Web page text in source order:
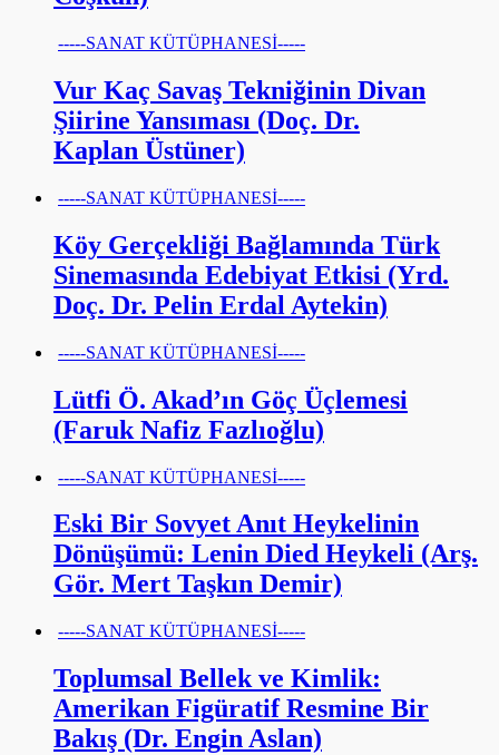
-----SANAT KÜTÜPHANESİ-----
Vur Kaç Savaş Tekniğinin Divan
Şiirine Yansıması (Doç. Dr.
Kaplan Üstüner)
-----SANAT KÜTÜPHANESİ-----
Köy Gerçekliği Bağlamında Türk
Sinemasında Edebiyat Etkisi (Yrd.
Doç. Dr. Pelin Erdal Aytekin)
-----SANAT KÜTÜPHANESİ-----
Lütfi Ö. Akad’ın Göç Üçlemesi
(Faruk Nafiz Fazlıoğlu)
-----SANAT KÜTÜPHANESİ-----
Eski Bir Sovyet Anıt Heykelinin
Dönüşümü: Lenin Died Heykeli (Arş.
Gör. Mert Taşkın Demir)
-----SANAT KÜTÜPHANESİ-----
Toplumsal Bellek ve Kimlik:
Amerikan Figüratif Resmine Bir
Bakış (Dr. Engin Aslan)